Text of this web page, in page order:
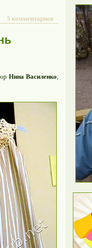
5 комментариев
Нина Василенко